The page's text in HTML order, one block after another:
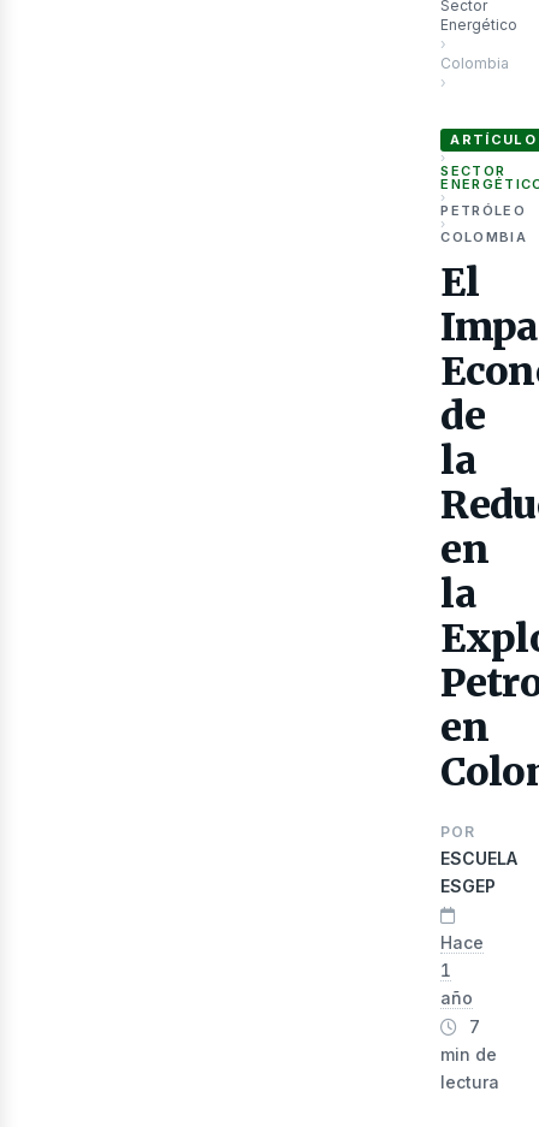
Sector
Energético
›
Colombia
›
ARTÍCULO
›
SECTOR
›
PETRÓLEO
›
COLOMBIA
El
de
la
en
la
en
POR
ESCUELA
ESGEP
Hace
1
año
7
min de
lectura